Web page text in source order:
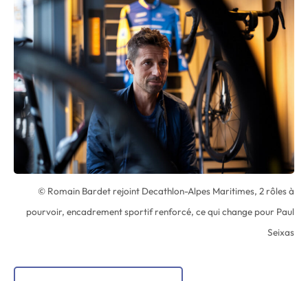
© Romain Bardet rejoint Decathlon-Alpes Maritimes, 2 rôles à
pourvoir, encadrement sportif renforcé, ce qui change pour Paul
Seixas